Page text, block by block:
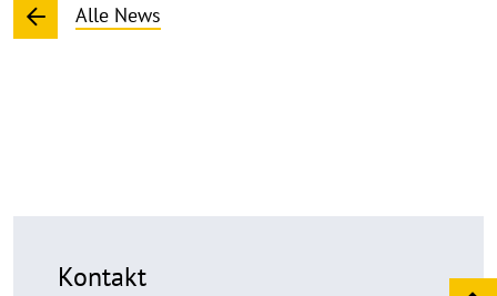
Alle News
Kontakt